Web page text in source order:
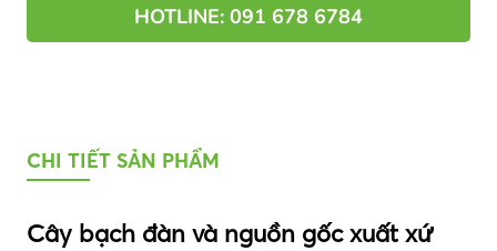
HOTLINE: 091 678 6784
CHI TIẾT SẢN PHẨM
Cây bạch đàn và nguồn gốc xuất xứ